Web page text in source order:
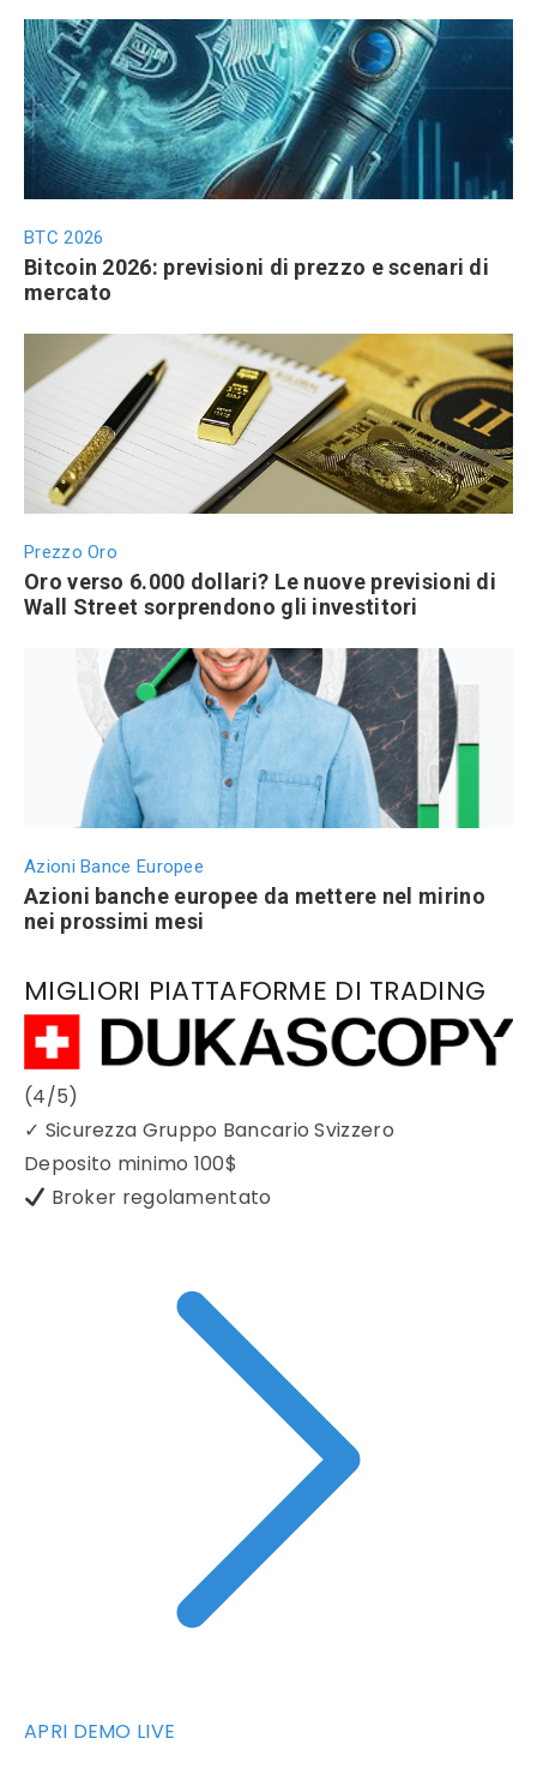
BTC 2026
Bitcoin 2026: previsioni di prezzo e scenari di
mercato
Prezzo Oro
Oro verso 6.000 dollari? Le nuove previsioni di
Wall Street sorprendono gli investitori
Azioni Bance Europee
Azioni banche europee da mettere nel mirino
nei prossimi mesi
MIGLIORI PIATTAFORME DI TRADING
(4/5)
✓ Sicurezza Gruppo Bancario Svizzero
Deposito minimo 100$
Broker regolamentato
APRI DEMO LIVE